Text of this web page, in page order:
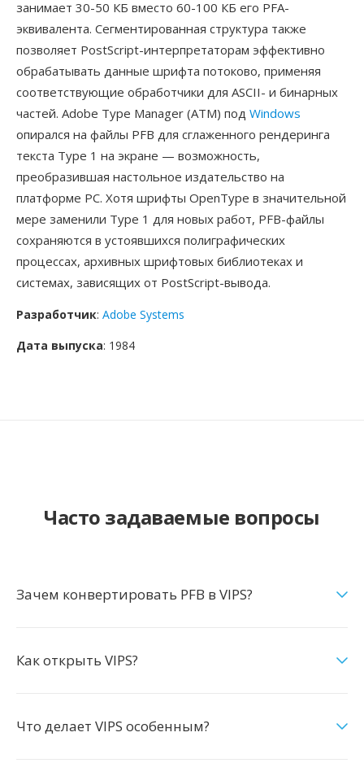
занимает 30-50 КБ вместо 60-100 КБ его PFA-
эквивалента. Сегментированная структура также
позволяет PostScript-интерпретаторам эффективно
обрабатывать данные шрифта потоково, применяя
соответствующие обработчики для ASCII- и бинарных
частей. Adobe Type Manager (ATM) под Windows
опирался на файлы PFB для сглаженного рендеринга
текста Type 1 на экране — возможность,
преобразившая настольное издательство на
платформе PC. Хотя шрифты OpenType в значительной
мере заменили Type 1 для новых работ, PFB-файлы
сохраняются в устоявшихся полиграфических
процессах, архивных шрифтовых библиотеках и
системах, зависящих от PostScript-вывода.
Разработчик: Adobe Systems
Дата выпуска: 1984
Часто задаваемые вопросы
Зачем конвертировать PFB в VIPS?
Как открыть VIPS?
Что делает VIPS особенным?